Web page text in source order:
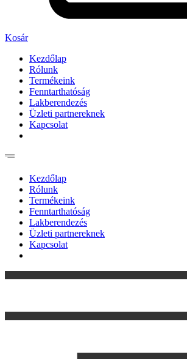
Kosár
Kezdőlap
Rólunk
Termékeink
Fenntarthatóság
Lakberendezés
Üzleti partnereknek
Kapcsolat
Kezdőlap
Rólunk
Termékeink
Fenntarthatóság
Lakberendezés
Üzleti partnereknek
Kapcsolat